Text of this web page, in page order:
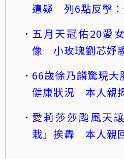
遭疑 列6點反擊
五月天冠佑20愛
像 小玫瑰劉芯妤
66歲徐乃麟驚現大
健康狀況 本人親
愛莉莎莎颱風天
栽」挨轟 本人親